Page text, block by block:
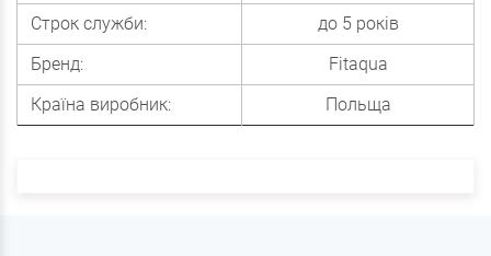
Строк служби:
до 5 років
Бренд:
Fitaqua
Країна виробник:
Польща